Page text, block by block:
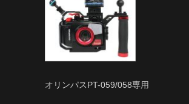
オリンパスPT-059/058専用